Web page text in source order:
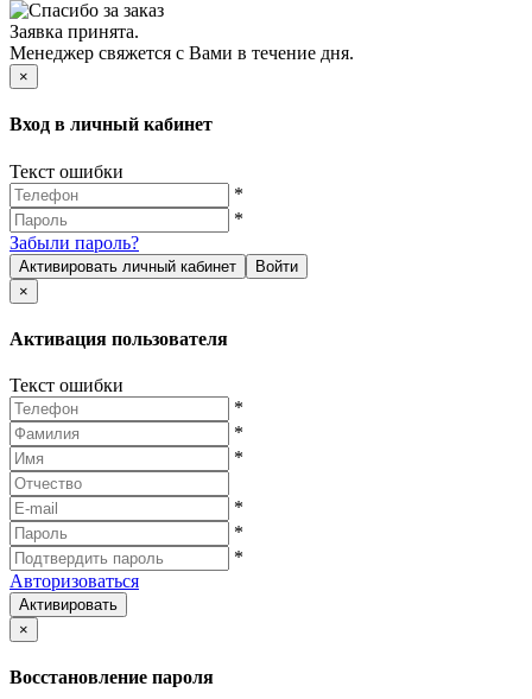
Заявка принята.
Менеджер свяжется с Вами в течение дня.
×
Вход в личный кабинет
Текст ошибки
*
*
Забыли пароль?
Активировать личный кабинет
Войти
×
Активация пользователя
Текст ошибки
*
*
*
*
*
*
Авторизоваться
Активировать
×
Восстановление пароля